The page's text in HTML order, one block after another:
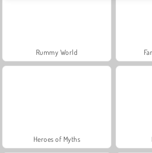
Rummy World
Heroes of Myths